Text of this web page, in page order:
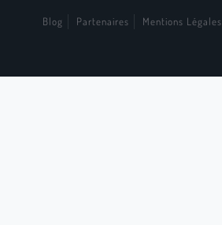
Blog Partenaires Mentions Légales